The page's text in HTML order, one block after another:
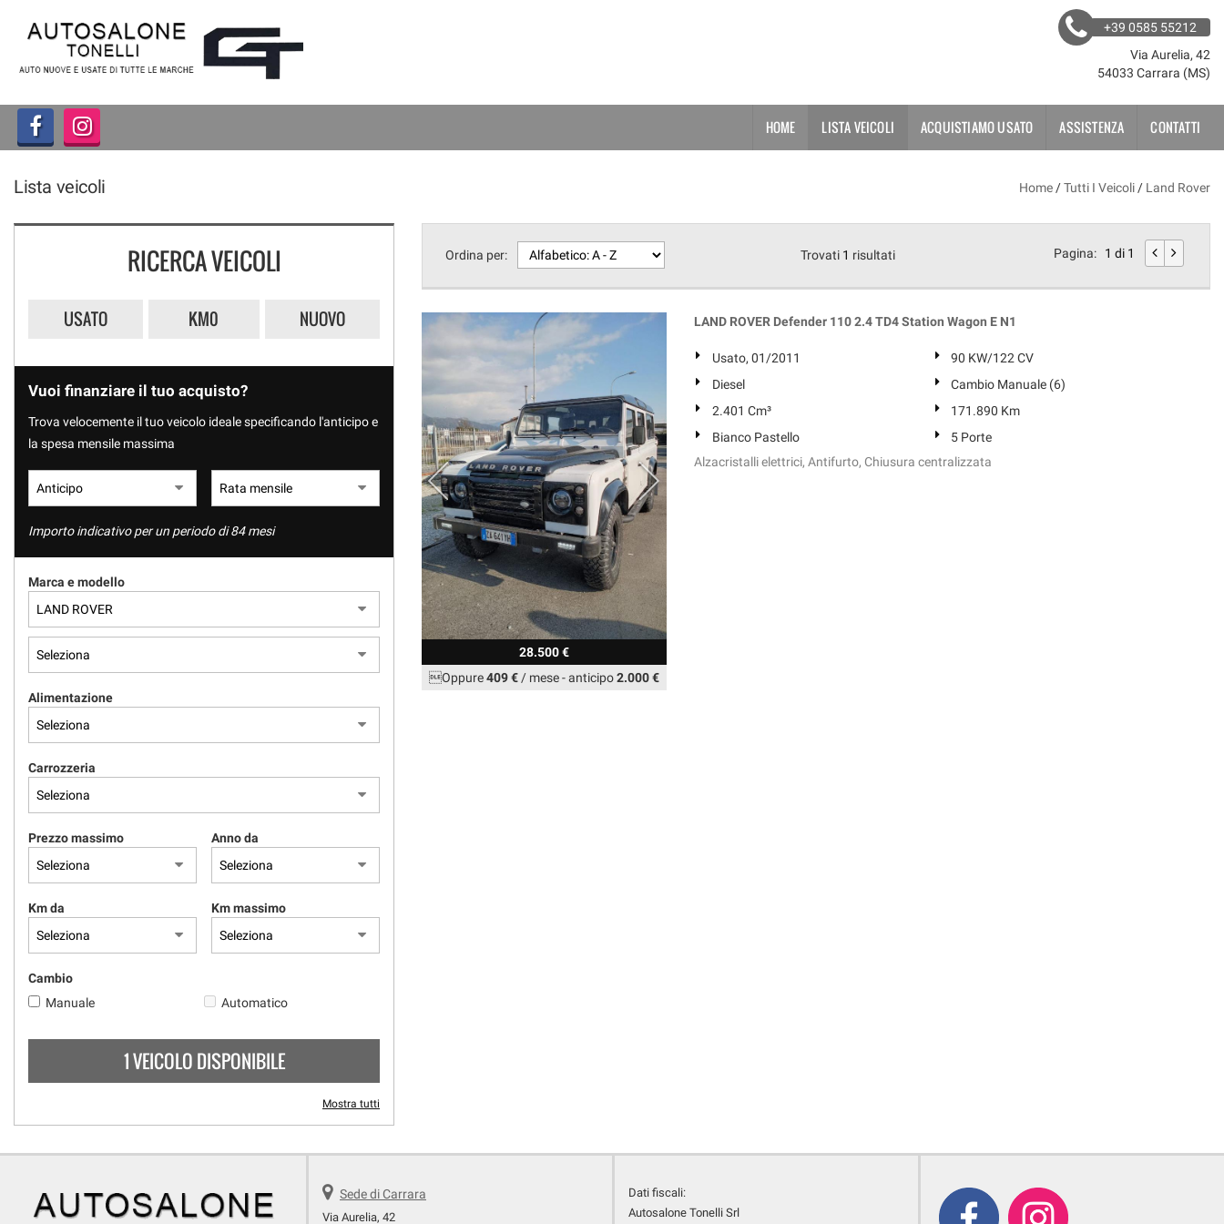
HOME
LISTA VEICOLI
ACQUISTIAMO USATO
ASSISTENZA
+39 0585 55212
Via Aurelia, 42
54033 Carrara (MS)
HOME LISTA VEICOLI ACQUISTIAMO USATO ASSISTENZA CONTATTI
Lista veicoli Home /Tutti I Veicoli / Land Rover
RICERCA VEICOLI
USATO KM0 NUOVO
Vuoi finanziare il tuo acquisto?
Trova velocemente il tuo veicolo ideale specificando l'anticipo e
la spesa mensile massima
Importo indicativo per un periodo di 84 mesi
Marca e modello
Alimentazione
Carrozzeria
Prezzo massimo Anno da
Km da Km massimo
Cambio
Manuale
Automatico
1 VEICOLO DISPONIBILE
Mostra tutti
Ordina per: Trovati 1 risultati Pagina: 1 di 1
28.500 €
Oppure409 €/ mese-anticipo2.000 €
LAND ROVER Defender 110 2.4 TD4 Station Wagon E N1
Usato, 01/2011
90 KW/122 CV
Diesel
Cambio Manuale (6)
2.401 Cm³
171.890 Km
Bianco Pastello
5 Porte
Alzacristalli elettrici, Antifurto, Chiusura centralizzata
Sede di Carrara
Via Aurelia, 42
Dati fiscali:
Autosalone Tonelli Srl